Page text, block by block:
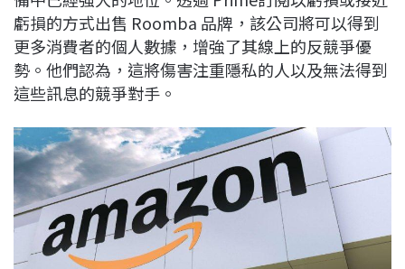
虧損的方式出售 Roomba 品牌，該公司將可以得到
更多消費者的個人數據，增強了其線上的反競爭優
勢。他們認為，這將傷害注重隱私的人以及無法得到
這些訊息的競爭對手。